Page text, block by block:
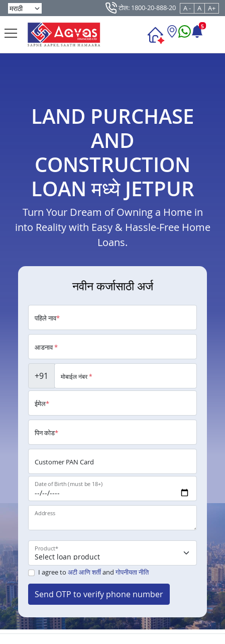
टोल: 1800-20-888-20 A - A A+
5
LAND PURCHASE
AND
CONSTRUCTION
LOAN मध्ये JETPUR
Turn Your Dream of Owning a Home in
into Reality with Easy & Hassle-Free Home
Loans.
नवीन कर्जासाठी अर्ज
पहिले नाव*
आडनाव*
+91 मोबाईल नंबर*
ईमेल*
पिन कोड*
Customer PAN Card
Date of Birth (must be 18+)
Address
Product*
I agree to अटी आणि शर्तीand गोपनीयता नीति
Send OTP to verify phone number